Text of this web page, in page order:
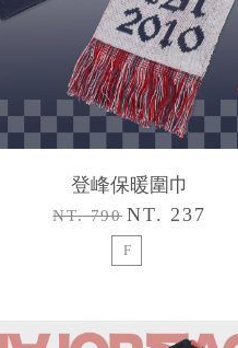
登峰保暖圍巾
NT. 790 NT. 237
F